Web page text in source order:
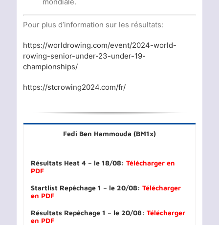
Pour plus d’information sur les résultats:
https://worldrowing.com/event/2024-world-
rowing-senior-under-23-under-19-
championships/
https://stcrowing2024.com/fr/
Fedi Ben Hammouda (BM1x)
Résultats Heat 4 – le 18/08:Télécharger en
PDF
Startlist Repêchage 1 – le 20/08: Télécharger
en PDF
Résultats Repêchage 1 – le 20/08: Télécharger
en PDF